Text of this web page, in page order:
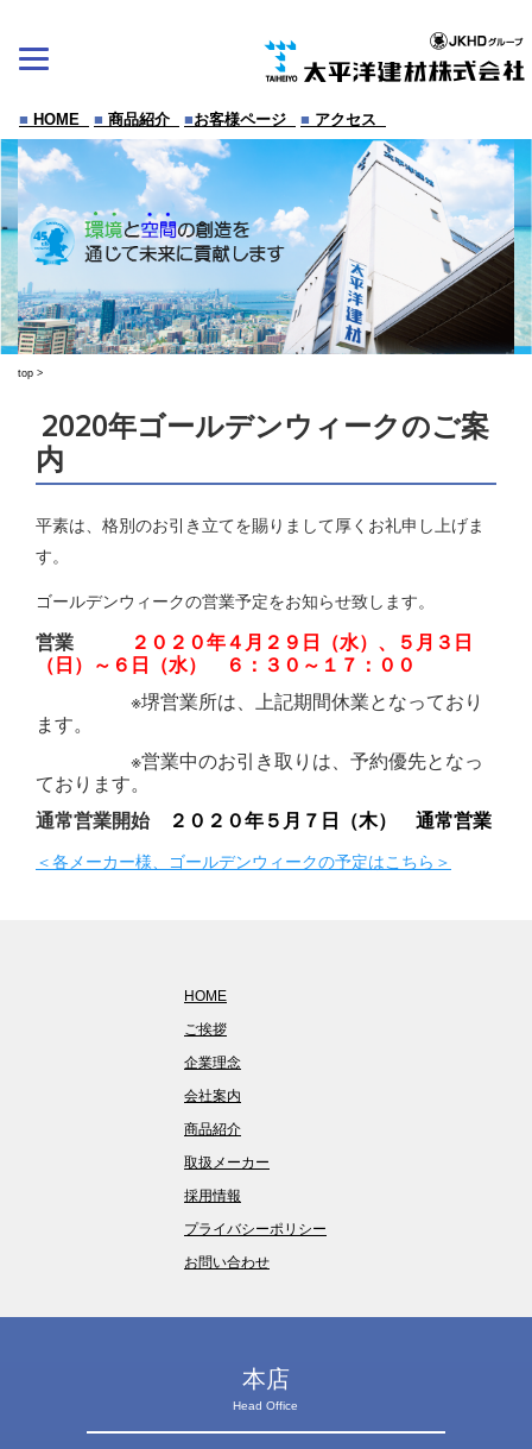
content
■ HOME ■ 商品紹介 ■お客様ページ ■ アクセス
top >
2020年ゴールデンウィークのご案
内
平素は、格別のお引き立てを賜りまして厚くお礼申し上げま
す。
ゴールデンウィークの営業予定をお知らせ致します。
営業 ２０２０年４月２９日（水）、５月３日
（日）～６日（水）
６：３０～１７：００
※堺営業所は、上記期間休業となっており
ます。
※営業中のお引き取りは、予約優先となっ
ております。
通常営業開始
２０２０年５月７日（木） 通常営業
＜各メーカー様、ゴールデンウィークの予定はこちら＞
HOME
ご挨拶
企業理念
会社案内
商品紹介
取扱メーカー
採用情報
プライバシーポリシー
お問い合わせ
本店
Head Office